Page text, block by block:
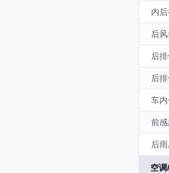
内
后
后
后
车
前感
后雨
空